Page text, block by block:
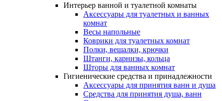
Интерьер ванной и туалетной комнаты
Аксессуары для туалетных и ванных
комнат
Весы напольные
Коврики для туалетных комнат
Полки, вешалки, крючки
Штанги, карнизы, кольца
Шторы для ванных комнат
Гигиенические средства и принадлежности
Аксессуары для принятия ванн и душа
Средства для принятия душа, ванн